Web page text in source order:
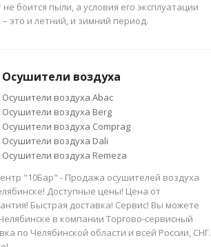
не боится пыли, а условия его эксплуатации
это и летний, и зимний период.
Осушители воздуха
Осушители воздуха Abac
Осушители воздуха Berg
Осушители воздуха Comprag
Осушители воздуха Dali
Осушители воздуха Remeza
"10Бар" - Продажа осушителей воздуха
Доступные цены! Цена от
Быстрая доставка! Сервис! Вы можете
в компании Торгово-сервисный
по Челябинской области и всей России, СНГ.